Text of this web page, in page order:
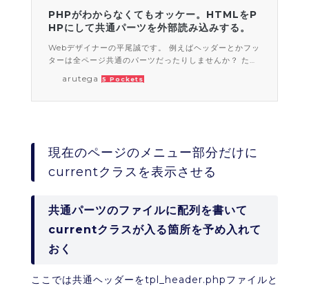
PHPがわからなくてもオッケー。HTMLをP
HPにして共通パーツを外部読み込みする。
Webデザイナーの平尾誠です。 例えばヘッダーとかフッ
ターは全ページ共通のパーツだったりしませんか？ たく
arutega 5 Pockets
現在のページのメニュー部分だけに
currentクラスを表示させる
共通パーツのファイルに配列を書いて
currentクラスが入る箇所を予め入れて
おく
ここでは共通ヘッダーをtpl_header.phpファイルと